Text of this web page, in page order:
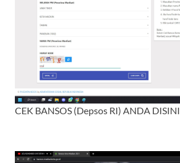
CEK BANSOS (Depsos RI) ANDA DISINI